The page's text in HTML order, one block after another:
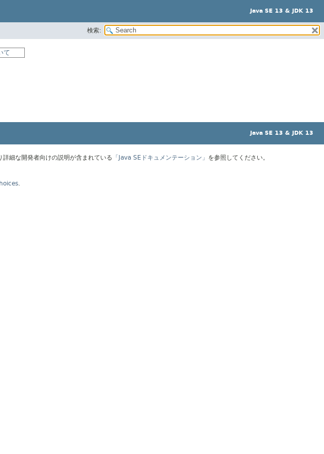
Java SE 13 & JDK 13
検索:
て
Java SE 13 & JDK 13
細な開発者向けの説明が含まれている 「Java SEドキュメンテーション」 を参照してください。